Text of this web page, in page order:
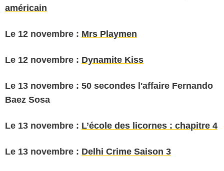
américain
Le 12 novembre : Mrs Playmen
Le 12 novembre : Dynamite Kiss
Le 13 novembre : 50 secondes l'affaire Fernando
Baez Sosa
Le 13 novembre : L’école des licornes : chapitre 4
Le 13 novembre : Delhi Crime Saison 3